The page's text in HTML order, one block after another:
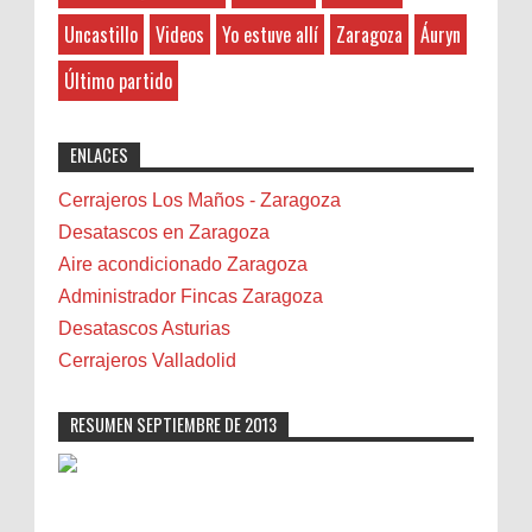
Photo Retouching LTD:
8-27-2025
"Great post! Resources like this are
professional solutions. Highly recommended!"
Barcelona
Belenes
Benalmádena
Bicicletas
Bilbao
Biota
Camareta
Cáncer
Carmela Sauras
Carnavales
Castellón
Cerrajeros
Uncastillo
Videos Yo estuve allí Zaragoza
Áuryn
Último partido
ENLACES
Cerrajeros Los Maños - Zaragoza
Desatascos en Zaragoza
Aire acondicionado Zaragoza
Administrador Fincas Zaragoza
Desatascos Asturias
Cerrajeros Valladolid
RESUMEN SEPTIEMBRE DE 2013